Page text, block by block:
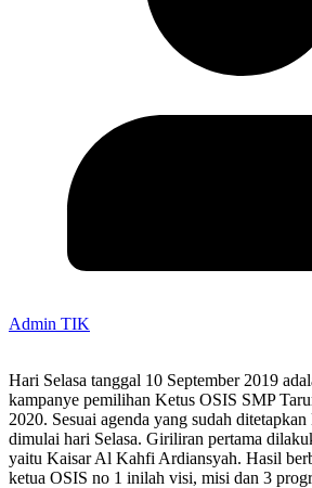
Admin TIK
Hari Selasa tanggal 10 September 2019
kampanye pemilihan Ketus OSIS SMP
2020. Sesuai agenda yang sudah
dimulai hari Selasa. Giriliran pertama
yaitu Kaisar Al Kahfi Ardiansyah. Hasil
ketua OSIS no 1 inilah visi, misi dan 3